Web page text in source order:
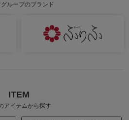
身長：145cm
グループのブランド
ITEM
アイテムから探す